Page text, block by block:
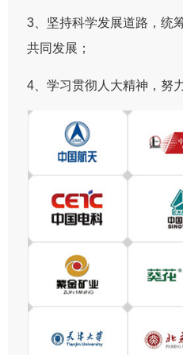
3、坚持科学发展道路，统
共同发展；
4、学习贯彻人大精神，努